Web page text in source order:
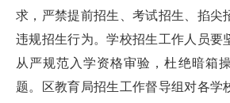
求，严禁提前招生、考试招生、掐尖
违规招生行为。学校招生工作人员要
从严规范入学资格审验，杜绝暗箱
题。区教育局招生工作督导组对各学